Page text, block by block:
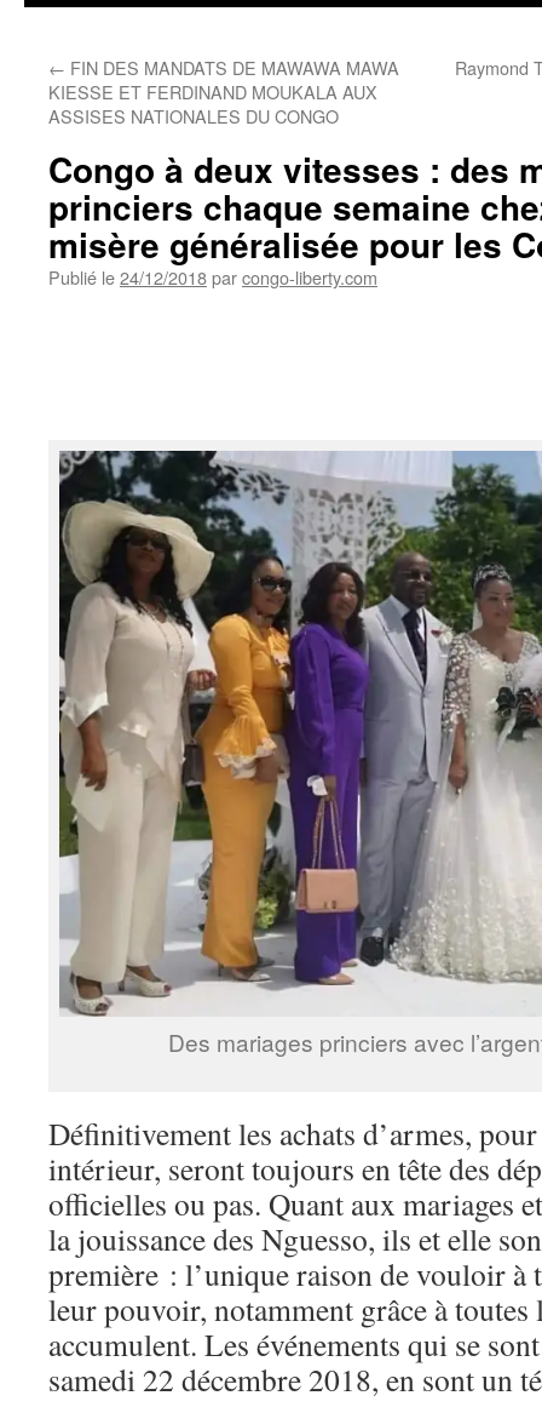
← FIN DES MANDATS DE MAWAWA MAWA
KIESSE ET FERDINAND MOUKALA AUX
ASSISES NATIONALES DU CONGO
Raymond
Congo à deux vitesses : des
princiers chaque semaine
misère généralisée pour les
Publié le24/12/2018parcongo-liberty.com
Des mariages princiers avec
Définitivement les achats d’armes,
intérieur, seront toujours en tête des
officielles ou pas. Quant aux mariages
la jouissance des Nguesso, ils et elle
première : l’unique raison de vouloir
leur pouvoir, notamment grâce à toutes
accumulent. Les événements qui se
samedi 22 décembre 2018, en sont un